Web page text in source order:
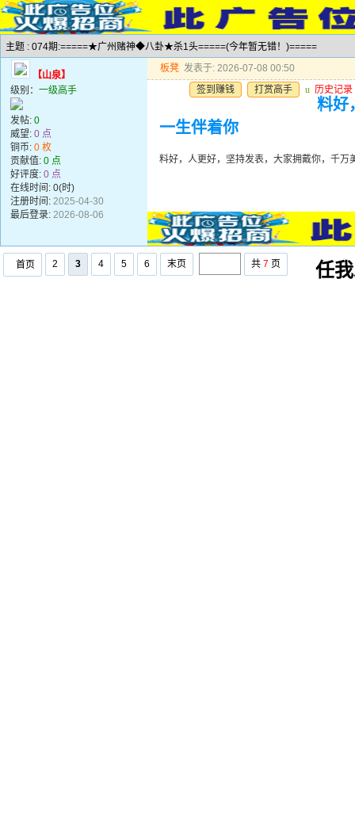
主题 : 074期:=====★广州赌神◆八卦★杀1头=====(今年暂无错！)=====
【山泉】
级别： 一级高手
发帖: 0
威望: 0 点
铜币: 0 枚
贡献值: 0 点
好评度: 0 点
在线时间: 0(时)
注册时间: 2025-04-30
最后登录: 2026-08-06
板凳 发表于: 2026-07-08 00:50
签到赚钱
打赏高手 u 历史记录
料好
一生伴着你
料好，人更好，坚持发表，大家拥戴你，千万
首页 2 3 4 5 6 末页 共 7 页 任我